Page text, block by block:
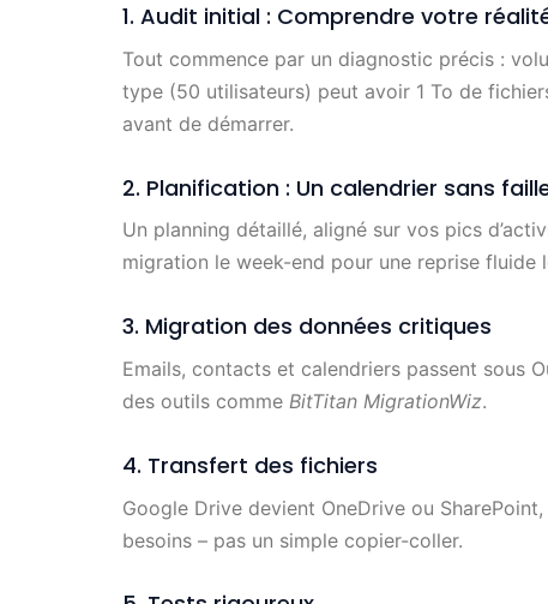
1. Audit initial : Comprendre votre
Tout commence par un diagnostic précis :
type (50 utilisateurs) peut avoir 1 To de
avant de démarrer.
2. Planification : Un calendrier sans
Un planning détaillé, aligné sur vos pics
migration le week-end pour une reprise fluide
3. Migration des données critiques
Emails, contacts et calendriers passent sous
des outils comme BitTitan MigrationWiz.
4. Transfert des fichiers
Google Drive devient OneDrive ou
besoins – pas un simple copier-coller.